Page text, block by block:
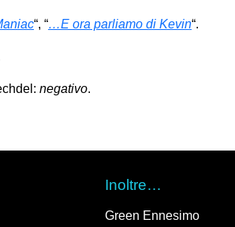
“, “…E ora parliamo di Kevin“.
negativo.
Inoltre…
Green Ennesimo